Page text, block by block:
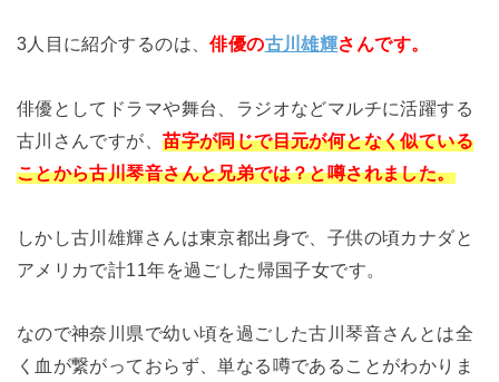
3人目に紹介するのは、俳優の古川雄輝さんです。
俳優としてドラマや舞台、ラジオなどマルチに活躍する
古川さんですが、苗字が同じで目元が何となく似ている
ことから古川琴音さんと兄弟では？と噂されました。
しかし古川雄輝さんは東京都出身で、子供の頃カナダと
アメリカで計11年を過ごした帰国子女です。
なので神奈川県で幼い頃を過ごした古川琴音さんとは全
く血が繋がっておらず、単なる噂であることがわかりま